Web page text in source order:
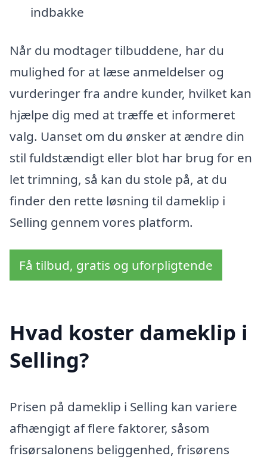
indbakke
Når du modtager tilbuddene, har du
mulighed for at læse anmeldelser og
vurderinger fra andre kunder, hvilket kan
hjælpe dig med at træffe et informeret
valg. Uanset om du ønsker at ændre din
stil fuldstændigt eller blot har brug for en
let trimning, så kan du stole på, at du
finder den rette løsning til dameklip i
Selling gennem vores platform.
Få tilbud, gratis og uforpligtende
Hvad koster dameklip i
Selling?
Prisen på dameklip i Selling kan variere
afhængigt af flere faktorer, såsom
frisørsalonens beliggenhed, frisørens